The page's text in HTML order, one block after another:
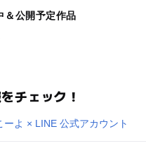
＆公開予定作品
チェック！